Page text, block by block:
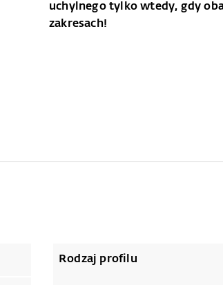
uchylnego tylko wtedy, gdy
zakresach!
Rodzaj profilu